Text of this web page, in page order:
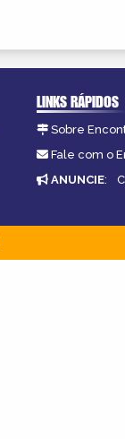
LINKS RÁPIDOS
Sobre
Fale com o
ANUNCIE: